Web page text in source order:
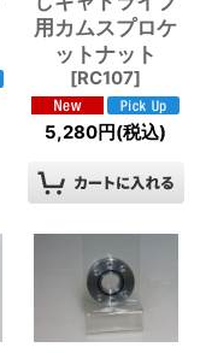
用カムスプロケ
ットナット
[RC107]
5,280円(税込)